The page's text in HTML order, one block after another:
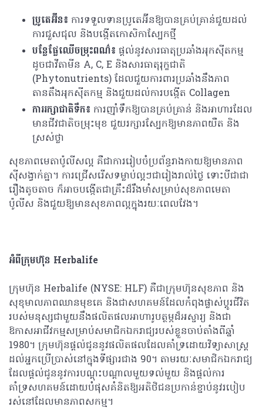
ប្រូតេអ៊ីន៖ ការទទួលទានប្រូតេអ៊ីនឱ្យបានគ្រប់គ្រាន់ជួយដល់
ការជួសជុល និងបង្កើតកោសិកាស្បែកថ្មី
បន្លែផ្លែឈើចម្រុះពណ៌៖ ផ្តល់នូវសារធាតុប្រឆាំងអុកស៊ីតកម្ម
ដូចជាវីតាមីន A, C, E និងសារធាតុរុក្ខជាតិ
(Phytonutrients) ដែលជួយការពារប្រឆាំងនឹងភាព
តានតឹងអុកស៊ីតកម្ម និងជួយដល់ការបង្កើត Collagen
ការរក្សាជាតិទឹក៖ ការញ៉ាំទឹកឱ្យបានគ្រប់គ្រាន់ និងអាហារដែល
មានជីវជាតិចម្រុះមុខ ជួយរក្សារស្បែកឱ្យមានភាពយឺត និង
ស្រស់ថ្លា
សុខភាពមេតាប៉ូលីសល្អ គឺជាការរៀបចំប្រព័ន្ធរាងកាយឱ្យមានភាព
ស៊ីសង្វាក់គ្នា។ ការជ្រើសរើសទម្លាប់ល្អៗជារៀងរាល់ថ្ងៃ ទោះបីជាជា
រឿងតូចតាច ក៏អាចបង្កើតជាគ្រឹះដ៏រឹងមាំសម្រាប់សុខភាពមេតា
ប៉ូលីស និងជួយឱ្យមានសុខភាពល្អក្នុងរយៈពេលវែង។
អំពីក្រុមហ៊ុន Herbalife
ក្រុមហ៊ុន Herbalife (NYSE: HLF) គឺជាក្រុមហ៊ុនសុខភាព និង
សុខុមាលភាពឈានមុខគេ និងជាសហគមន៍ដែលកំពុងផ្លាស់ប្តូរជីវិត
របស់មនុស្សជាមួយនឹងផលិតផលអាហារូបត្ថម្ភដ៏អស្ចារ្យ និងជា
ឱកាសអាជីវកម្មសម្រាប់សមាជិកឯករាជ្យ​របស់ខ្លួនចាប់តាំងពីឆ្នាំ
1980។ ក្រុមហ៊ុនផ្តល់ជូននូវផលិតផលដែលគាំទ្រដោយវិទ្យាសាស្រ្ត
ដល់អ្នកប្រើប្រាស់នៅក្នុងទីផ្សារជាង 90។ តាមរយៈសមាជិកឯករាជ្យ
ដែលផ្តល់ជូននូវការបណ្តុះបណ្តាលមួយទល់មួយ និងផ្តល់ការ
គាំទ្រសហគមន៍ដោយបំផុសគំនិតឱ្យអតិថិជនប្រកាន់ខ្ជាប់នូវរបៀប
រស់នៅដែលមានភាពសកម្ម។